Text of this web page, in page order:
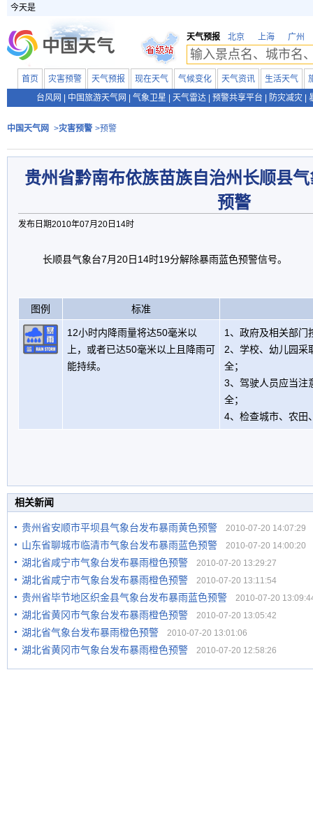
今天是
天气预报 北京 上海 广州
首页 灾害预警 天气预报 现在天气 气候变化 天气资讯 生活天气
台风网
中国旅游天气网 气象卫星 天气雷达 预警共享平台 防灾减灾
中国天气网 >灾害预警 >预警
贵州省黔南布依族苗族自治州长顺县
预警
发布日期2010年07月20日14时
长顺县气象台7月20日14时19分解除暴雨蓝色预警信号。
图例 标准
12小时内降雨量将达50毫米以
上，或者已达50毫米以上且降雨可
能持续。
1、政府及相关部门
2、学校、幼儿园采
全；
3、驾驶人员应当注
全；
4、检查城市、农田
相关新闻
贵州省安顺市平坝县气象台发布暴雨黄色预警 2010-07-20 14:07:29
山东省聊城市临清市气象台发布暴雨蓝色预警 2010-07-20 14:00:20
湖北省咸宁市气象台发布暴雨橙色预警 2010-07-20 13:29:27
湖北省咸宁市气象台发布暴雨橙色预警 2010-07-20 13:11:54
贵州省毕节地区织金县气象台发布暴雨蓝色预警 2010-07-20
湖北省黄冈市气象台发布暴雨橙色预警 2010-07-20 13:05:42
湖北省气象台发布暴雨橙色预警 2010-07-20 13:01:06
湖北省黄冈市气象台发布暴雨橙色预警 2010-07-20 12:58:26